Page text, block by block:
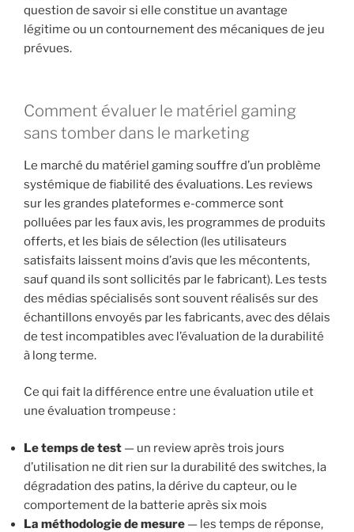
question de savoir si elle constitue un avantage
légitime ou un contournement des mécaniques de jeu
prévues.
Comment évaluer le matériel gaming
sans tomber dans le marketing
Le marché du matériel gaming souffre d’un problème
systémique de fiabilité des évaluations. Les reviews
sur les grandes plateformes e-commerce sont
polluées par les faux avis, les programmes de produits
offerts, et les biais de sélection (les utilisateurs
satisfaits laissent moins d’avis que les mécontents,
sauf quand ils sont sollicités par le fabricant). Les tests
des médias spécialisés sont souvent réalisés sur des
échantillons envoyés par les fabricants, avec des délais
de test incompatibles avec l’évaluation de la durabilité
à long terme.
Ce qui fait la différence entre une évaluation utile et
une évaluation trompeuse :
Le temps de test — un review après trois jours
d’utilisation ne dit rien sur la durabilité des switches, la
dégradation des patins, la dérive du capteur, ou le
comportement de la batterie après six mois
La méthodologie de mesure — les temps de réponse,